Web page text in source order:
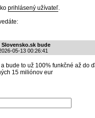
prihlásený užívateľ.
bude
05-13 00:26:41
bude to už 100% funkčné až do
15 miliónov eur